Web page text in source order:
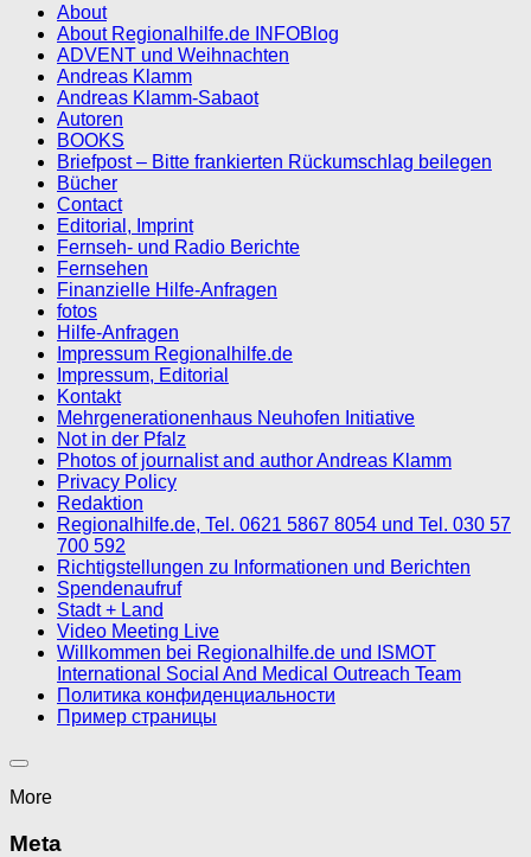
About
About Regionalhilfe.de INFOBlog
ADVENT und Weihnachten
Andreas Klamm
Andreas Klamm-Sabaot
Autoren
BOOKS
Briefpost – Bitte frankierten Rückumschlag beilegen
Bücher
Contact
Editorial, Imprint
Fernseh- und Radio Berichte
Fernsehen
Finanzielle Hilfe-Anfragen
fotos
Hilfe-Anfragen
Impressum Regionalhilfe.de
Impressum, Editorial
Kontakt
Mehrgenerationenhaus Neuhofen Initiative
Not in der Pfalz
Photos of journalist and author Andreas Klamm
Privacy Policy
Redaktion
Regionalhilfe.de, Tel. 0621 5867 8054 und Tel. 030 57
700 592
Richtigstellungen zu Informationen und Berichten
Spendenaufruf
Stadt + Land
Video Meeting Live
Willkommen bei Regionalhilfe.de und ISMOT
International Social And Medical Outreach Team
Политика конфиденциальности
Пример страницы
More
Meta